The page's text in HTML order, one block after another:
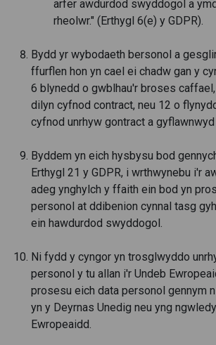
arfer awdurdod swyddogol a
rheolwr." (Erthygl 6(e) y GDPR).
Bydd yr wybodaeth bersonol a
ffurflen hon yn cael ei chadw gan y
6 blynedd o gwblhau'r broses
dilyn cyfnod contract, neu 12 o
cyfnod unrhyw gontract a
Byddem yn eich hysbysu bod
Erthygl 21 y GDPR, i wrthwynebu i'r
adeg ynghylch y ffaith ein bod yn
personol at ddibenion cynnal tasg
ein hawdurdod swyddogol.
Ni fydd y cyngor yn trosglwyddo
personol y tu allan i'r Undeb
prosesu eich data personol gennym
yn y Deyrnas Unedig neu yng
Ewropeaidd.